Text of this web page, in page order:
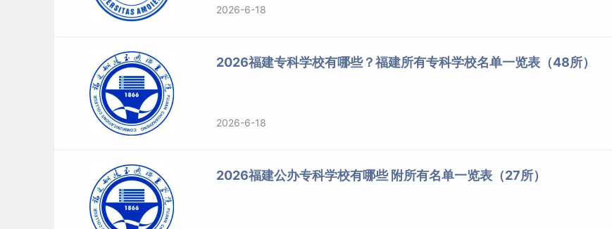
方之强““中国最美大学”。
标签：福建有哪些大学
2026-6-18
2026福建专科学校有哪些？福建所有专科学校名单一览表（48所）
2026-6-18
2026福建公办专科学校有哪些 附所有名单一览表（27所）